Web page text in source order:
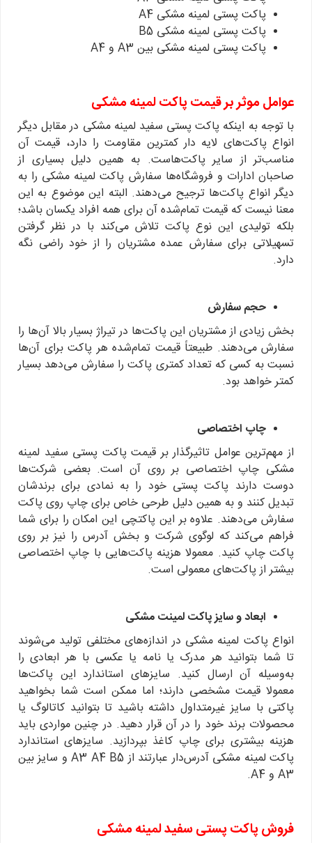
پاکت پستی لمینه مشکی A4
پاکت پستی لمینه مشکی B5
پاکت پستی لمینه مشکی بین A3 و A4
عوامل موثر بر قیمت پاکت لمینه مشکی
با توجه به اینکه پاکت پستی سفید لمینه مشکی در مقابل دیگر
انواع پاکت‌های لایه دار کمترین مقاومت را دارد، قیمت آن
مناسب‌تر از سایر پاکت‌هاست. به همین دلیل بسیاری از
صاحبان ادارات و فروشگاه‌ها سفارش پاکت لمینه مشکی را به
دیگر انواع پاکت‌ها ترجیح می‌دهند. البته این موضوع به این
معنا نیست که قیمت تمام‌شده آن برای همه افراد یکسان باشد؛
بلکه تولیدی این نوع پاکت تلاش می‌کند با در نظر گرفتن
تسهیلاتی برای سفارش عمده مشتریان را از خود راضی نگه
دارد.
حجم سفارش
بخش زیادی از مشتریان این پاکت‌ها در تیراژ بسیار بالا آن‌ها را
سفارش می‌دهند. طبیعتاً قیمت تمام‌شده هر پاکت برای آن‌ها
نسبت به کسی که تعداد کمتری پاکت را سفارش می‌دهد بسیار
کمتر خواهد بود.
چاپ اختصاصی
از مهم‌ترین عوامل تاثیرگذار بر قیمت پاکت پستی سفید لمینه
مشکی چاپ اختصاصی بر روی آن است. بعضی شرکت‌ها
دوست دارند پاکت پستی خود را به نمادی برای برندشان
تبدیل کنند و به همین دلیل طرحی خاص برای چاپ روی پاکت
سفارش می‌دهند. علاوه بر این پاکتچی این امکان را برای شما
فراهم می‌کند که لوگوی شرکت و بخش آدرس را نیز بر روی
پاکت چاپ کنید. معمولا هزینه پاکت‌هایی با چاپ اختصاصی
بیشتر از پاکت‌های معمولی است.
ابعاد و سایز پاکت لمینت مشکی
انواع پاکت لمینه مشکی در اندازه‌های مختلفی تولید می‌شوند
تا شما بتوانید هر مدرک یا نامه یا عکسی با هر ابعادی را
به‌وسیله آن ارسال کنید. سایزهای استاندارد این پاکت‌ها
معمولا قیمت مشخصی دارند؛ اما ممکن است شما بخواهید
پاکتی با سایز غیرمتداول داشته باشید تا بتوانید کاتالوگ یا
محصولات برند خود را در آن قرار دهید. در چنین مواردی باید
هزینه بیشتری برای چاپ کاغذ بپردازید. سایزهای استاندارد
پاکت لمینه مشکی آدرس‌دار عبارتند از A3 A4 B5 و سایز بین
A3 و A4.
فروش پاکت پستی سفید لمینه مشکی